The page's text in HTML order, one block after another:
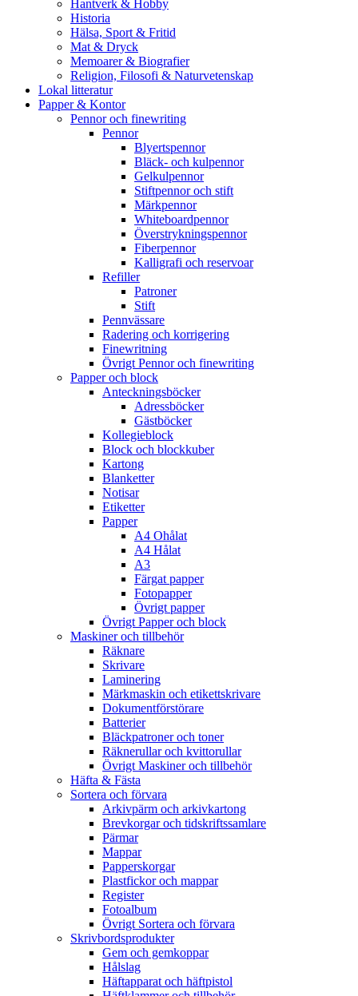
Hantverk & Hobby
Historia
Hälsa, Sport & Fritid
Mat & Dryck
Memoarer & Biografier
Religion, Filosofi & Naturvetenskap
Lokal litteratur
Papper & Kontor
Pennor och finewriting
Pennor
Blyertspennor
Bläck- och kulpennor
Gelkulpennor
Stiftpennor och stift
Märkpennor
Whiteboardpennor
Överstrykningspennor
Fiberpennor
Kalligrafi och reservoar
Refiller
Patroner
Stift
Pennvässare
Radering och korrigering
Finewritning
Övrigt Pennor och finewriting
Papper och block
Anteckningsböcker
Adressböcker
Gästböcker
Kollegieblock
Block och blockkuber
Kartong
Blanketter
Notisar
Etiketter
Papper
A4 Ohålat
A4 Hålat
A3
Färgat papper
Fotopapper
Övrigt papper
Övrigt Papper och block
Maskiner och tillbehör
Räknare
Skrivare
Laminering
Märkmaskin och etikettskrivare
Dokumentförstörare
Batterier
Bläckpatroner och toner
Räknerullar och kvittorullar
Övrigt Maskiner och tillbehör
Häfta & Fästa
Sortera och förvara
Arkivpärm och arkivkartong
Brevkorgar och tidskriftssamlare
Pärmar
Mappar
Papperskorgar
Plastfickor och mappar
Register
Fotoalbum
Övrigt Sortera och förvara
Skrivbordsprodukter
Gem och gemkoppar
Hålslag
Häftapparat och häftpistol